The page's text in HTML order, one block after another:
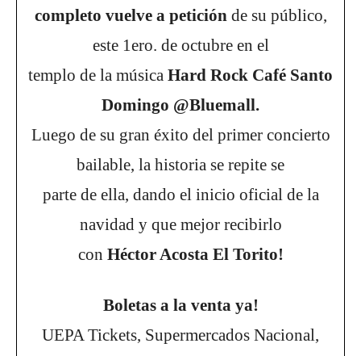
completo vuelve a petición de su público,
este 1ero. de octubre en el
templo de la música Hard Rock Café Santo
Domingo @Bluemall.
Luego de su gran éxito del primer concierto
bailable, la historia se repite se
parte de ella, dando el inicio oficial de la
navidad y que mejor recibirlo
con Héctor Acosta El Torito!
Boletas a la venta ya!
UEPA Tickets, Supermercados Nacional,